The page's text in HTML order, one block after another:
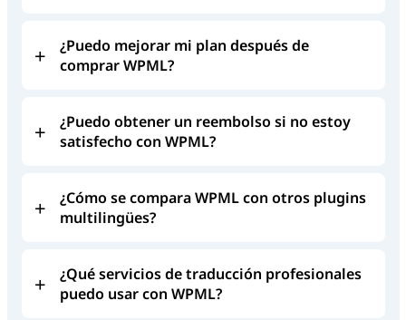
¿Puedo mejorar mi plan después de
comprar WPML?
¿Puedo obtener un reembolso si no estoy
satisfecho con WPML?
¿Cómo se compara WPML con otros plugins
multilingües?
¿Qué servicios de traducción profesionales
puedo usar con WPML?